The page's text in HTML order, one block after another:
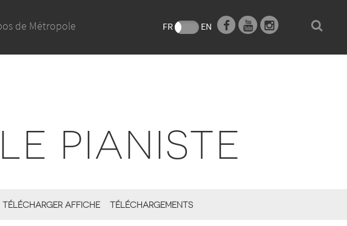
de Métropole FR EN
PIANISTE
TÉLÉCHARGER AFFICHE TÉLÉCHARGEMENTS